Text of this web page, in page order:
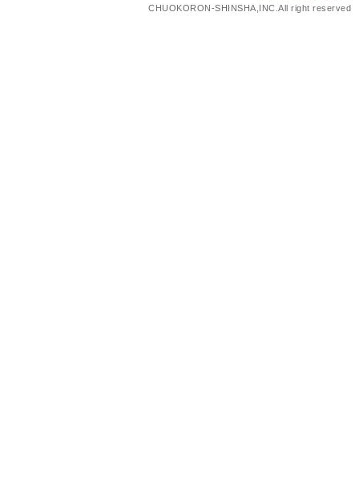
CHUOKORON-SHINSHA,INC.All right reserved